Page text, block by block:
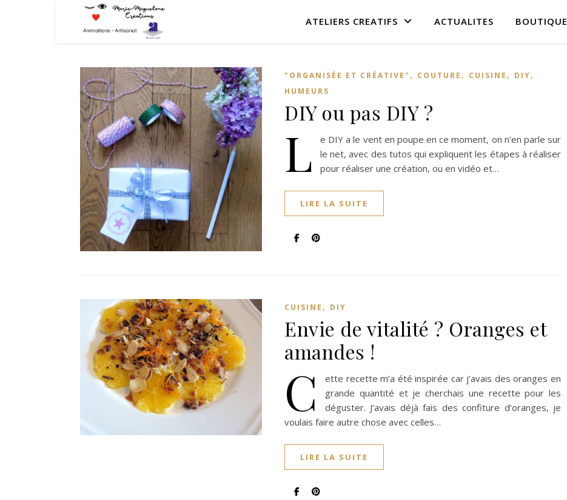
ATELIERS CREATIFS ACTUALITES BOUTIQUE
"ORGANISÉE ET CRÉATIVE" , COUTURE , CUISINE , DIY,
HUMEURS
DIY ou pas DIY ?
L
e DIY a le vent en poupe en ce moment, on n’en parle sur
le net, avec des tutos qui expliquent les étapes à réaliser
pour réaliser une création, ou en vidéo et…
LIRE LA SUITE
CUISINE , DIY
Envie de vitalité ? Oranges et
amandes !
C
ette recette m’a été inspirée car j’avais des oranges en
grande quantité et je cherchais une recette pour les
déguster. J’avais déjà fais des confiture d’oranges, je
voulais faire autre chose avec celles…
LIRE LA SUITE